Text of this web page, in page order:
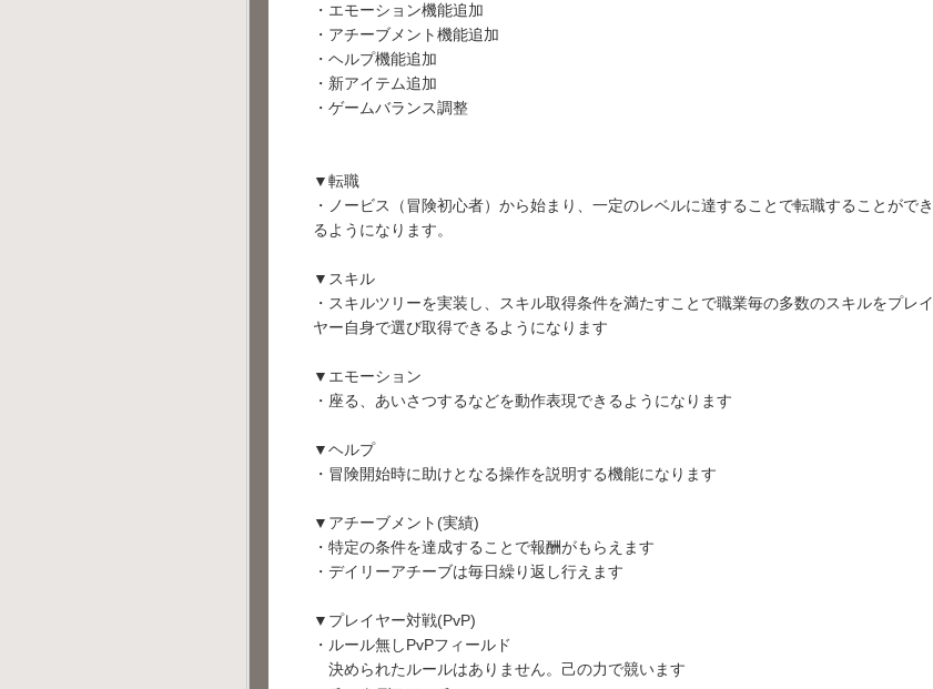
・エモーション機能追加
・アチーブメント機能追加
・ヘルプ機能追加
・新アイテム追加
・ゲームバランス調整
▼転職
・ノービス（冒険初心者）から始まり、一定のレベルに達することで転職することができ
るようになります。
▼スキル
・スキルツリーを実装し、スキル取得条件を満たすことで職業毎の多数のスキルをプレイ
ヤー自身で選び取得できるようになります
▼エモーション
・座る、あいさつするなどを動作表現できるようになります
▼ヘルプ
・冒険開始時に助けとなる操作を説明する機能になります
▼アチーブメント(実績)
・特定の条件を達成することで報酬がもらえます
・デイリーアチーブは毎日繰り返し行えます
▼プレイヤー対戦(PvP)
・ルール無しPvPフィールド
決められたルールはありません。己の力で競います